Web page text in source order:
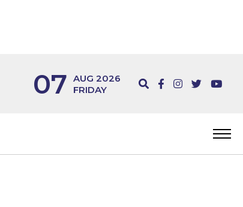
07 AUG 2026
FRIDAY